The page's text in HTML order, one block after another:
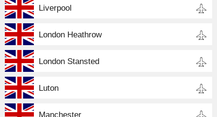
Liverpool
London Heathrow
London Stansted
Luton
Manchester